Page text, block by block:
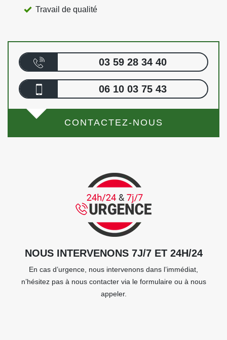
Travail de qualité
03 59 28 34 40
06 10 03 75 43
CONTACTEZ-NOUS
NOUS INTERVENONS 7J/7 ET 24H/24
En cas d’urgence, nous intervenons dans l’immédiat,
n’hésitez pas à nous contacter via le formulaire ou à nous
appeler.